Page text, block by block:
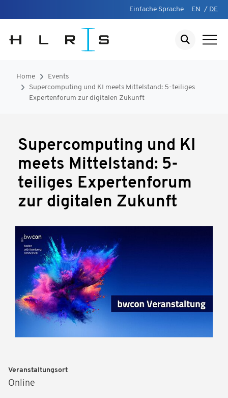
Einfache Sprache EN / DE
Home
Events
Supercomputing und KI meets Mittelstand: 5-teiliges
Expertenforum zur digitalen Zukunft
Supercomputing und KI
meets Mittelstand: 5-
teiliges Expertenforum
zur digitalen Zukunft
Veranstaltungsort
Online